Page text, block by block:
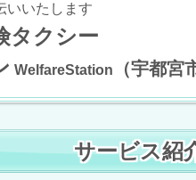
いいたします
タクシー
WelfareStation （宇都宮
サービス紹